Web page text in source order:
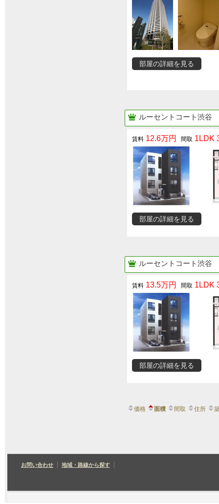
部屋の詳細を見る
ルーセントコート渋谷
12.6万円 1LDK
部屋の詳細を見る
ルーセントコート渋谷
13.5万円 1LDK
部屋の詳細を見る
価格 面積 間取 住所
お問い合わせ 地域・路線から探す